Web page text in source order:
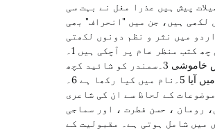
پیش ہیں عذرا مغل نے بہت سی
لکھی ہیں، جن میں "انحراف" بھی
میں نثر و نظم دونوں لکھتی
ہیں۔ اب تک انکی چھ کتب منظر عام پر آچکی ہیں 1۔
خیال خام 2۔عکس خاموشی 3۔سمندر کو شائید کچھ
کہنا ہے 4۔جو من میں آیا 5۔نام میں کیا رکھا ہے 6۔
کے لحاظ سے ان کی شاعری
رومان ، حسن فطرت ، اور سماجی
میں شامل ہوتی ہے۔ مقبولیت کے